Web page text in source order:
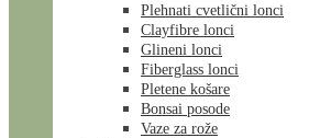
Plehnati cvetlični lonci
Clayfibre lonci
Glineni lonci
Fiberglass lonci
Pletene košare
Bonsai posode
Vaze za rože